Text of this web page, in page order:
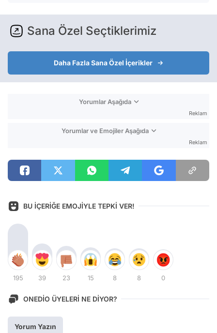
Sana Özel Seçtiklerimiz
Daha Fazla Sana Özel İçerikler
Yorumlar Aşağıda
Reklam
Yorumlar ve Emojiler Aşağıda
Reklam
BU İÇERİĞE EMOJİYLE TEPKİ VER!
195 39 23 15 8 8 0
ONEDİO ÜYELERİ NE DİYOR?
Yorum Yazın